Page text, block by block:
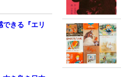
できる『エリ